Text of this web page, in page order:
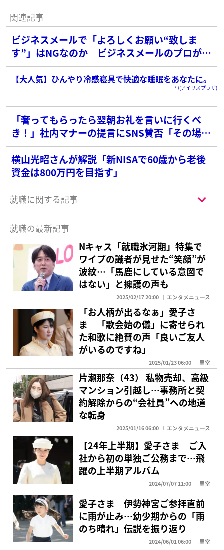
関連記事
ビジネスメールで「よろしくお願い“致しま
す”」はNGなのか ビジネスメールのプロが示
した意外な見解
【大人気】ひんやり冷感寝具で快適な睡眠をあなたに。
PR(アイリスプラザ)
「奢ってもらったら翌朝お礼を言いに行くべ
き！」社内マナーの提言にSNS賛否「その場の
お礼で十分」との意見も
横山光昭さんが解説「新NISAで60歳から老後
資金は800万円を目指す」
就職に関する記事
就職の最新記事
Nキャス「就職氷河期」特集で
ワイプの識者が見せた“笑顔”が
波紋…「馬鹿にしている意図で
はない」と擁護の声も
2025/02/17 20:00 エンタメニュース
「お人柄が出るなぁ」愛子さ
ま 「歌会始の儀」に寄せられ
た和歌に絶賛の声「良いご友人
がいるのですね」
2025/01/23 06:00 皇室
片瀬那奈（43） 私物売却、高級
マンション引越し…事務所と契
約解除からの“会社員”への地道
な転身
2025/01/16 06:00 エンタメニュース
【24年上半期】愛子さま ご入
社から初の単独ご公務まで…飛
躍の上半期アルバム
2024/07/07 11:00 皇室
愛子さま 伊勢神宮ご参拝直前
に雨が止み…幼少期からの「雨
のち晴れ」伝説を振り返り
2024/06/01 06:00 皇室